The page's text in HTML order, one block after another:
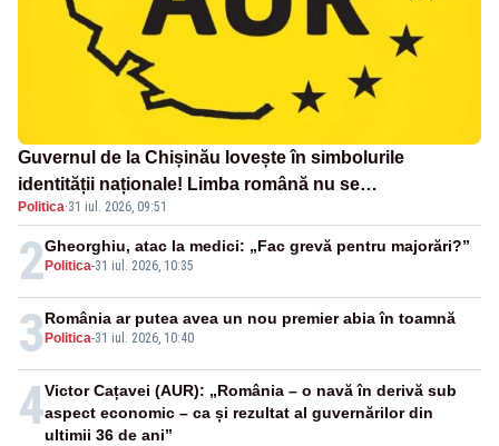
Guvernul de la Chișinău lovește în simbolurile
identității naționale! Limba română nu se
economisește! Limba română se sărbătorește!
Politica·31 iul. 2026, 09:51
2 Politica-31 iul. 2026, 10:35
Gheorghiu, atac la medici: „Fac grevă pentru majorări?”
3 Politica-31 iul. 2026, 10:40
România ar putea avea un nou premier abia în toamnă
4Victor Cațavei (AUR): „România – o navă în derivă sub
aspect economic – ca și rezultat al guvernărilor din
ultimii 36 de ani”